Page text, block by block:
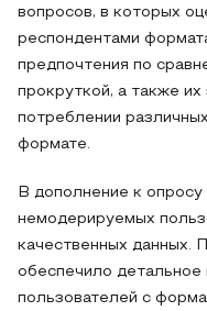
вопросов, в которых
респондентами
предпочтения по
прокруткой, а также их
потреблении
формате.
В дополнение к
немодерируемых
качественных данных.
обеспечило детальное
пользователей с